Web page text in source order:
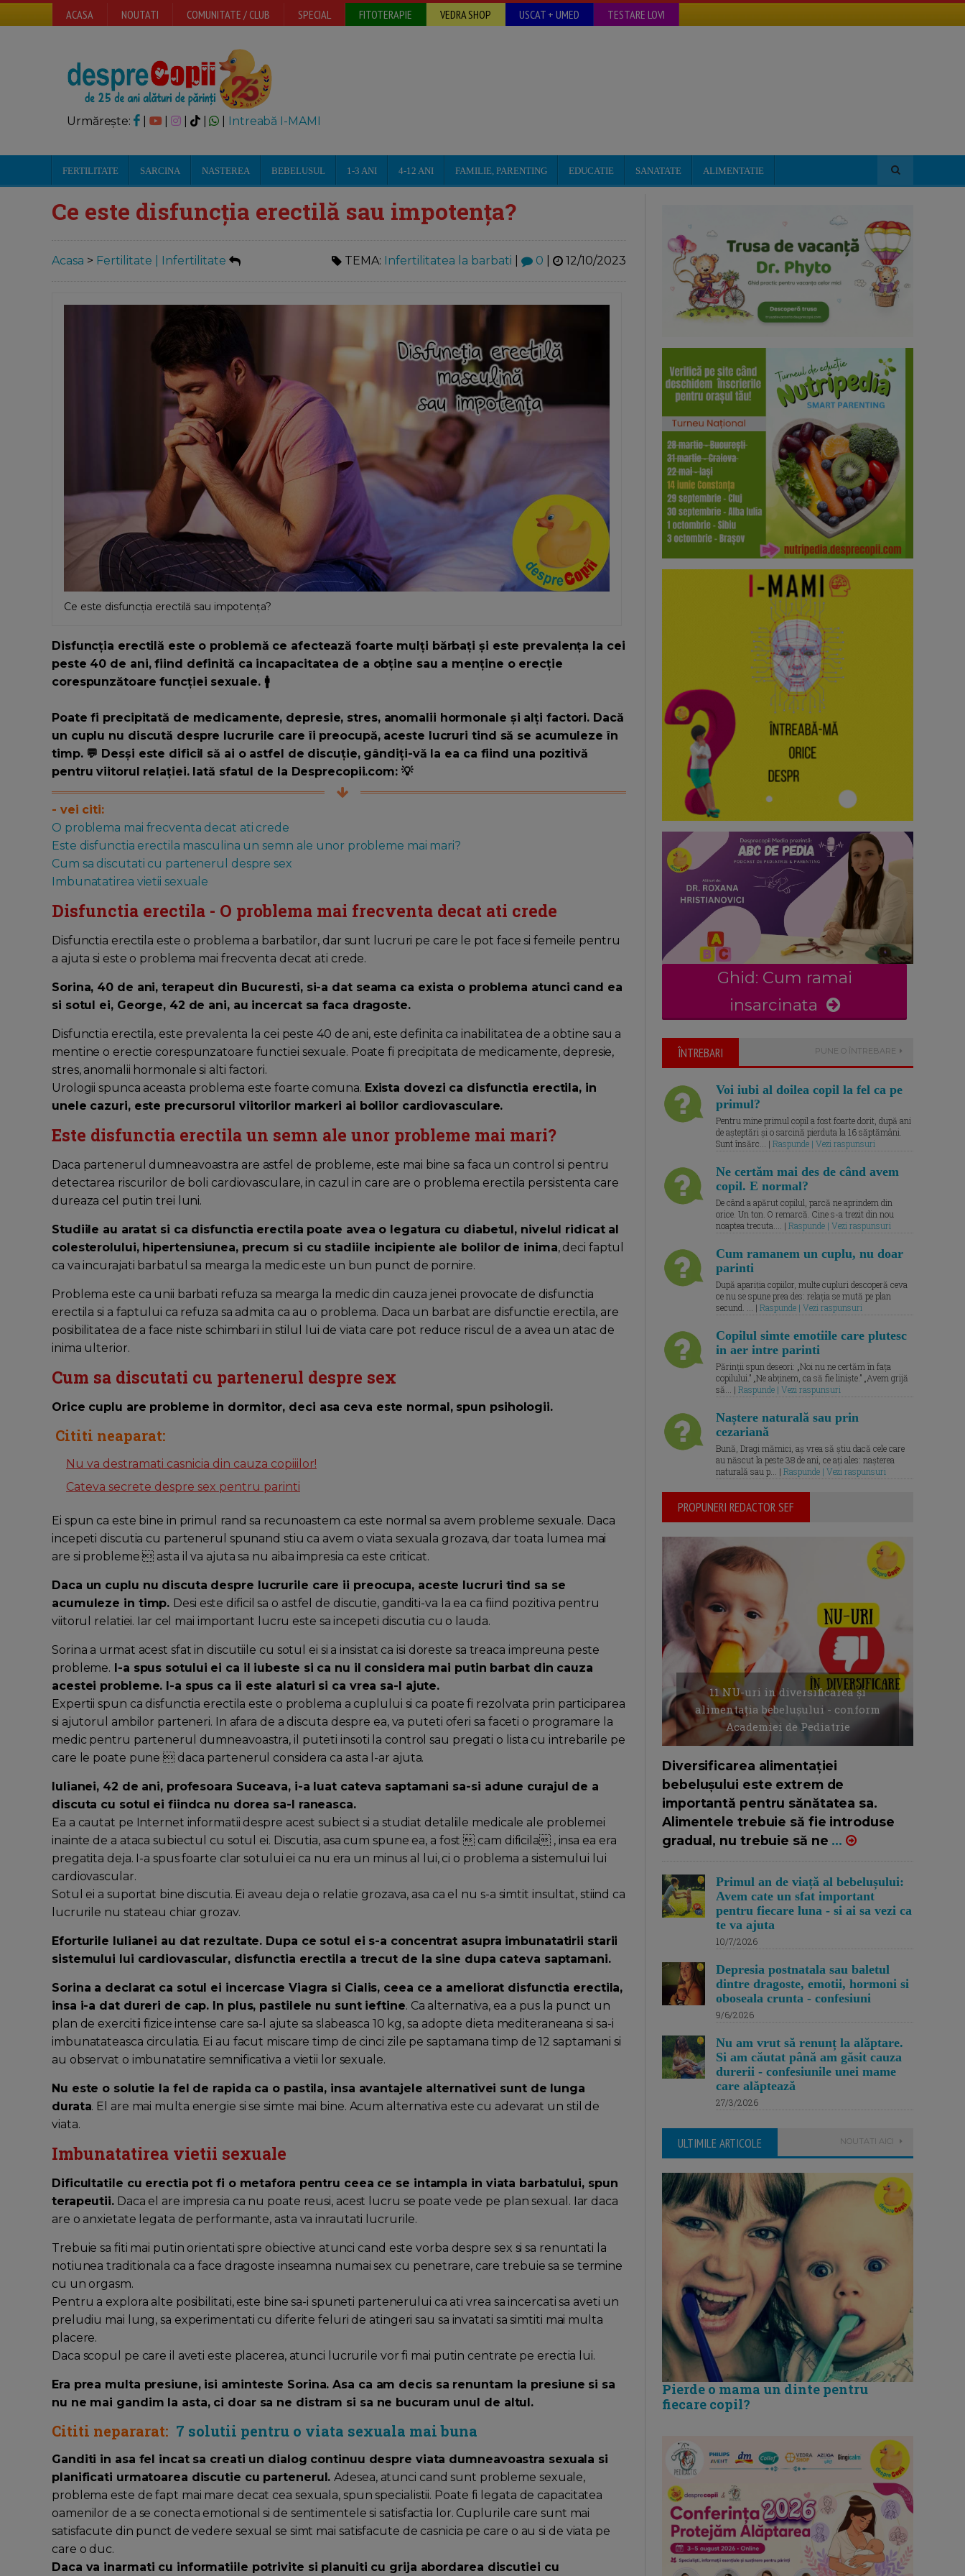
ACASA NOUTATI COMUNITATE / CLUB SPECIAL FITOTERAPIE VEDRA SHOP USCAT + UMED TESTARE LOVI
Urmărește: | | Intreabă I-MAMI
FERTILITATE SARCINA NASTEREA BEBELUSUL 1-3 ANI 4-12 ANI FAMILIE, PARENTING EDUCATIE SANATATE ALIMENTATIE
Ce este disfuncția erectilă sau impotența?
Acasa > Fertilitate | Infertilitate TEMA: Infertilitatea la barbati 0 12/10/2023
Ce este disfuncția erectilă sau impotența?
Disfuncția erectilă este o problemă ce afectează foarte mulți bărbați și este prevalența la cei
peste 40 de ani, fiind definită ca incapacitatea de a obține sau a menține o erecție
corespunzătoare funcției sexuale. 🚹
Poate fi precipitată de medicamente, depresie, stres, anomalii hormonale și alți factori. Dacă
un cuplu nu discută despre lucrurile care îi preocupă, aceste lucruri tind să se acumuleze în
timp. 💬 Desși este dificil să ai o astfel de discuție, gândiți-vă la ea ca fiind una pozitivă
pentru viitorul relației. Iată sfatul de la Desprecopii.com: 💡
- vei citi:
O problema mai frecventa decat ati crede
Este disfunctia erectila masculina un semn ale unor probleme mai mari?
Cum sa discutati cu partenerul despre sex
Imbunatatirea vietii sexuale
Disfunctia erectila - O problema mai frecventa decat ati crede
Disfunctia erectila este o problema a barbatilor, dar sunt lucruri pe care le pot face si femeile pentru
a ajuta si este o problema mai frecventa decat ati crede.
Sorina, 40 de ani, terapeut din Bucuresti, si-a dat seama ca exista o problema atunci cand ea
si sotul ei, George, 42 de ani, au incercat sa faca dragoste.
Disfunctia erectila, este prevalenta la cei peste 40 de ani, este definita ca inabilitatea de a obtine sau a
mentine o erectie corespunzatoare functiei sexuale. Poate fi precipitata de medicamente, depresie,
stres, anomalii hormonale si alti factori.
Urologii spunca aceasta problema este foarte comuna. Exista dovezi ca disfunctia erectila, in
unele cazuri, este precursorul viitorilor markeri ai bolilor cardiovasculare.
Este disfunctia erectila un semn ale unor probleme mai mari?
Daca partenerul dumneavoastra are astfel de probleme, este mai bine sa faca un control si pentru
detectarea riscurilor de boli cardiovasculare, in cazul in care are o problema erectila persistenta care
dureaza cel putin trei luni.
Studiile au aratat si ca disfunctia erectila poate avea o legatura cu diabetul, nivelul ridicat al
colesterolului, hipertensiunea, precum si cu stadiile incipiente ale bolilor de inima, deci faptul
ca va incurajati barbatul sa mearga la medic este un bun punct de pornire.
Problema este ca unii barbati refuza sa mearga la medic din cauza jenei provocate de disfunctia
erectila si a faptului ca refuza sa admita ca au o problema. Daca un barbat are disfunctie erectila, are
posibilitatea de a face niste schimbari in stilul lui de viata care pot reduce riscul de a avea un atac de
inima ulterior.
Cum sa discutati cu partenerul despre sex
Orice cuplu are probleme in dormitor, deci asa ceva este normal, spun psihologii.
Cititi neaparat:
Nu va destramati casnicia din cauza copiiilor!
Cateva secrete despre sex pentru parinti
Ei spun ca este bine in primul rand sa recunoastem ca este normal sa avem probleme sexuale. Daca
incepeti discutia cu partenerul spunand stiu ca avem o viata sexuala grozava, dar toata lumea mai
are si probleme  asta il va ajuta sa nu aiba impresia ca este criticat.
Daca un cuplu nu discuta despre lucrurile care ii preocupa, aceste lucruri tind sa se
acumuleze in timp. Desi este dificil sa o astfel de discutie, ganditi-va la ea ca fiind pozitiva pentru
viitorul relatiei. Iar cel mai important lucru este sa incepeti discutia cu o lauda.
Sorina a urmat acest sfat in discutiile cu sotul ei si a insistat ca isi doreste sa treaca impreuna peste
probleme. I-a spus sotului ei ca il iubeste si ca nu il considera mai putin barbat din cauza
acestei probleme. I-a spus ca ii este alaturi si ca vrea sa-l ajute.
Expertii spun ca disfunctia erectila este o problema a cuplului si ca poate fi rezolvata prin participarea
si ajutorul ambilor parteneri. In afara de a discuta despre ea, va puteti oferi sa faceti o programare la
medic pentru partenerul dumneavoastra, il puteti insoti la control sau pregati o lista cu intrebarile pe
care le poate pune  daca partenerul considera ca asta l-ar ajuta.
Iulianei, 42 de ani, profesoara Suceava, i-a luat cateva saptamani sa-si adune curajul de a
discuta cu sotul ei fiindca nu dorea sa-l raneasca.
Ea a cautat pe Internet informatii despre acest subiect si a studiat detaliile medicale ale problemei
inainte de a ataca subiectul cu sotul ei. Discutia, asa cum spune ea, a fost  cam dificila , insa ea era
pregatita deja. I-a spus foarte clar sotului ei ca nu era un minus al lui, ci o problema a sistemului lui
cardiovascular.
Sotul ei a suportat bine discutia. Ei aveau deja o relatie grozava, asa ca el nu s-a simtit insultat, stiind ca
lucrurile nu stateau chiar grozav.
Eforturile Iulianei au dat rezultate. Dupa ce sotul ei s-a concentrat asupra imbunatatirii starii
sistemului lui cardiovascular, disfunctia erectila a trecut de la sine dupa cateva saptamani.
Sorina a declarat ca sotul ei incercase Viagra si Cialis, ceea ce a ameliorat disfunctia erectila,
insa i-a dat dureri de cap. In plus, pastilele nu sunt ieftine. Ca alternativa, ea a pus la punct un
plan de exercitii fizice intense care sa-l ajute sa slabeasca 10 kg, sa adopte dieta mediteraneana si sa-i
imbunatateasca circulatia. Ei au facut miscare timp de cinci zile pe saptamana timp de 12 saptamani si
au observat o imbunatatire semnificativa a vietii lor sexuale.
Nu este o solutie la fel de rapida ca o pastila, insa avantajele alternativei sunt de lunga
durata. El are mai multa energie si se simte mai bine. Acum alternativa este cu adevarat un stil de
viata.
Imbunatatirea vietii sexuale
Dificultatile cu erectia pot fi o metafora pentru ceea ce se intampla in viata barbatului, spun
terapeutii.Daca el are impresia ca nu poate reusi, acest lucru se poate vede pe plan sexual. Iar daca
are o anxietate legata de performante, asta va inrautati lucrurile.
Trebuie sa fiti mai putin orientati spre obiective atunci cand este vorba despre sex si sa renuntati la
notiunea traditionala ca a face dragoste inseamna numai sex cu penetrare, care trebuie sa se termine
cu un orgasm.
Pentru a explora alte posibilitati, este bine sa-i spuneti partenerului ca ati vrea sa incercati sa aveti un
preludiu mai lung, sa experimentati cu diferite feluri de atingeri sau sa invatati sa simtiti mai multa
placere.
Daca scopul pe care il aveti este placerea, atunci lucrurile vor fi mai putin centrate pe erectia lui.
Era prea multa presiune, isi aminteste Sorina. Asa ca am decis sa renuntam la presiune si sa
nu ne mai gandim la asta, ci doar sa ne distram si sa ne bucuram unul de altul.
Cititi nepararat: 7 solutii pentru o viata sexuala mai buna
Ganditi in asa fel incat sa creati un dialog continuu despre viata dumneavoastra sexuala si
planificati urmatoarea discutie cu partenerul.Adesea, atunci cand sunt probleme sexuale,
problema este de fapt mai mare decat cea sexuala, spun specialistii. Poate fi legata de capacitatea
oamenilor de a se conecta emotional si de sentimentele si satisfactia lor. Cuplurile care sunt mai
satisfacute din punct de vedere sexual se simt mai satisfacute de casnicia pe care o au si de viata pe
care o duc.
Daca va inarmati cu informatiile potrivite si planuiti cu grija abordarea discutiei cu
Ghid: Cum ramai
insarcinata
ÎNTREBARI PUNE O ÎNTREBARE
Voi iubi al doilea copil la fel ca pe
primul?
Pentru mine primul copil a fost foarte dorit, după ani
de așteptări și o sarcină pierduta la 16 săptămâni.
Sunt însărc... | Raspunde | Vezi raspunsuri
Ne certăm mai des de când avem
copil. E normal?
De când a apărut copilul, parcă ne aprindem din
orice. Un ton. O remarcă. Cine s-a trezit din nou
noaptea trecuta.... | Raspunde | Vezi raspunsuri
Cum ramanem un cuplu, nu doar
parinti
După apariția copiilor, multe cupluri descoperă ceva
ce nu se spune prea des: relația se mută pe plan
secund. ... | Raspunde | Vezi raspunsuri
Copilul simte emotiile care plutesc
in aer intre parinti
Părinții spun deseori: „Noi nu ne certăm în fața
copilului.” „Ne abținem, ca să fie liniște.” „Avem grijă
să... | Raspunde | Vezi raspunsuri
Naștere naturală sau prin
cezariană
Bună, Dragi mămici, aș vrea să știu dacă cele care
au născut la peste 38 de ani, ce ați ales: nașterea
naturală sau p... | Raspunde | Vezi raspunsuri
PROPUNERI REDACTOR SEF
11 NU-uri in diversificarea și
alimentația bebelușului - conform
Academiei de Pediatrie
Diversificarea alimentației
bebelușului este extrem de
importantă pentru sănătatea sa.
Alimentele trebuie să fie introduse
gradual, nu trebuie să ne ...
Primul an de viață al bebelușului:
Avem cate un sfat important
pentru fiecare luna - si ai sa vezi ca
te va ajuta
10/7/2026
Depresia postnatala sau baletul
dintre dragoste, emotii, hormoni si
oboseala crunta - confesiuni
9/6/2026
Nu am vrut să renunț la alăptare.
Si am căutat până am găsit cauza
durerii - confesiunile unei mame
care alăptează
27/3/2026
ULTIMILE ARTICOLE NOUTATI AICI
Pierde o mama un dinte pentru
fiecare copil?